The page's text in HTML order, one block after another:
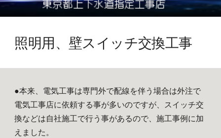
照明用、壁スイッチ交換工事
●本来、電気工事は専門外で配線を伴う場合は外注で
電気工事店に依頼する事が多いのですが、スイッチ交
換などは自社施工で行う事があるので、施工事例に加
えました。